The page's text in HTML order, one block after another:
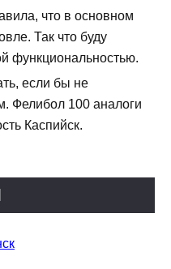
что в основном
Так что буду
функциональностью.
если бы не
Фелибол 100 аналоги
Каспийск.